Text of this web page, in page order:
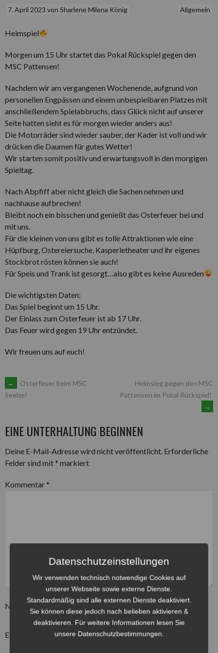
Allgemein
7. April 2023 vonSharlene Milena König
Heimspiel
Morgen um 15 Uhr startet das Pokal Rückspiel gegen den
MSC Pattensen!
Nachdem wir am vergangenen Wochenende, aufgrund von
personellen Engpässen und einem unbespielbaren Platzes mit
anschließendem Spielabbruchs, dass Glück nicht auf unserer
Seite hatten sieht es für morgen wieder anders aus!
Die Motorräder sind wieder sauber, der Kader ist voll und wir
drücken die Daumen für gutes Wetter!
Wir starten somit positiv und erwartungsvoll in den morgigen
Spieltag.
Nach Abpfiff aber nicht gleich die Sachen nehmen und
nachhause aufbrechen!
Bleibt noch ein bisschen und genießt das Osterfeuer bei und
mit uns.
Für die kleinen von uns gibt es tolle Attraktionen wie eine
Hüpfburg, Ostereiersuche, Kasperletheater und ihr eigenes
Stockbrot rösten können sie auch!
Für Speis und Trank ist gesorgt…also gibt es keine Ausreden
Die wichtigsten Daten:
Das Spiel beginnt um 15 Uhr.
Der Einlass zum Osterfeuer ist ab 17 Uhr.
Das Feuer wird gegen 19 Uhr entzündet.
Wir freuen uns auf euch!
ARTIKEL-
←
Osterfeuer beim MSC
Seelze!
Heimsieg gegen den MSC
Pattensen im Pokal Rückspiel!
→
EINE UNTERHALTUNG BEGINNEN
Deine E-Mail-Adresse wird nicht veröffentlicht. Erforderliche
Felder sind mit * markiert
Kommentar *
Name
E-Mail-Adresse*
Datenschutzeinstellungen
Wir verwenden technisch notwendige Cookies auf
unserer Webseite sowie externe Dienste.
Standardmäßig sind alle externen Dienste deaktiviert.
Sie können diese jedoch nach belieben aktivieren &
deaktivieren. Für weitere Informationen lesen Sie
unsere Datenschutzbestimmungen.